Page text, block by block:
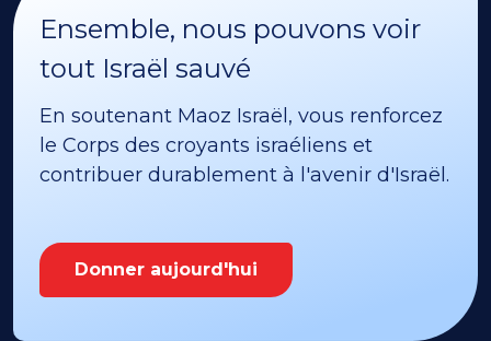
Ensemble, nous pouvons voir
tout Israël sauvé
En soutenant Maoz Israël, vous renforcez
le Corps des croyants israéliens et
contribuer durablement à l'avenir d'Israël.
Donner aujourd'hui